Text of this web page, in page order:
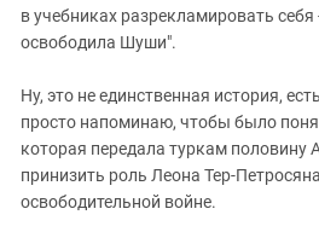
в учебниках разрекламировать
освободила Шуши".
Ну, это не единственная история,
просто напоминаю, чтобы было
которая передала туркам половину
принизить роль Леона Тер-
освободительной войне.